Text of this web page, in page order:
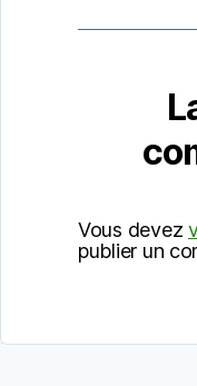
Vous devez
publier un